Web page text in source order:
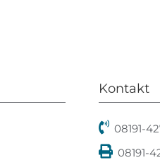
Kontakt
08191-
08191-